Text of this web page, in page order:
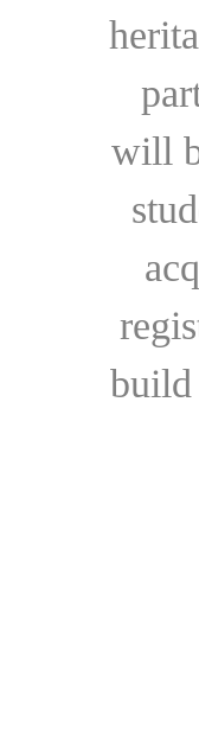
will
build